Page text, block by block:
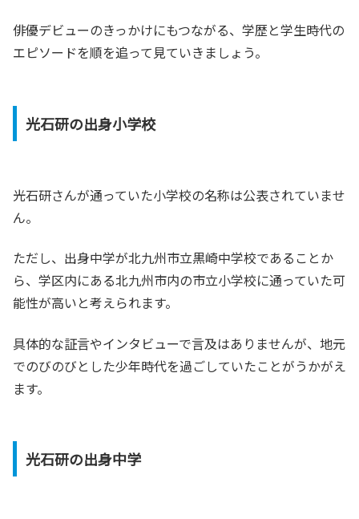
俳優デビューのきっかけにもつながる、学歴と学生時代の
エピソードを順を追って見ていきましょう。
光石研の出身小学校
光石研さんが通っていた小学校の名称は公表されていませ
ん。
ただし、出身中学が北九州市立黒崎中学校であることか
ら、学区内にある北九州市内の市立小学校に通っていた可
能性が高いと考えられます。
具体的な証言やインタビューで言及はありませんが、地元
でのびのびとした少年時代を過ごしていたことがうかがえ
ます。
光石研の出身中学